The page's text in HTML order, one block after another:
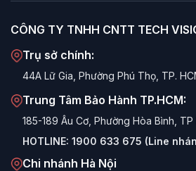
CÔNG TY TNHH CNTT TECH
Trụ sở chính:
44A Lữ Gia, Phường Phú Thọ, TP.
Trung Tâm Bảo Hành TP.HCM:
185-189 Âu Cơ, Phường Hòa Bình, TP
HOTLINE: 1900 633 675 (Line
Chi nhánh Hà Nội